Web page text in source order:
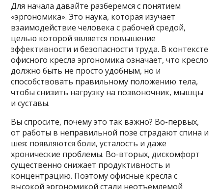
Для начала давайте разберемся с понятием
«эргономика». Это наука, которая изучает
взаимодействие человека с рабочей средой,
целью которой является повышение
эффективности и безопасности труда. В контексте
офисного кресла эргономика означает, что кресло
должно быть не просто удобным, но и
способствовать правильному положению тела,
чтобы снизить нагрузку на позвоночник, мышцы
и суставы.
Вы спросите, почему это так важно? Во-первых,
от работы в неправильной позе страдают спина и
шея: появляются боли, усталость и даже
хронические проблемы. Во-вторых, дискомфорт
существенно снижает продуктивность и
концентрацию. Поэтому офисные кресла с
высокой эргономикой стали неотъемлемой